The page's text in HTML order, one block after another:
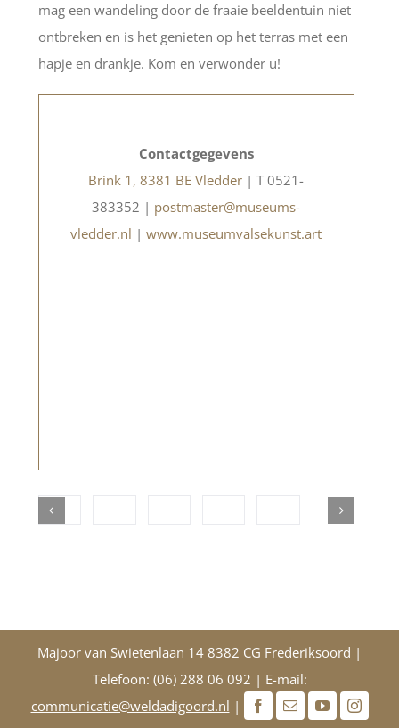
mag een wandeling door de fraaie beeldentuin niet
ontbreken en is het genieten op het terras met een
hapje en drankje. Kom en verwonder u!
Contactgegevens
Brink 1, 8381 BE Vledder | T 0521-
383352 | postmaster@museums-
vledder.nl |www.museumvalsekunst.art
Majoor van Swietenlaan 14 8382 CG Frederiksoord |
Telefoon: (06) 288 06 092 | E-mail:
communicatie@weldadigoord.nl |